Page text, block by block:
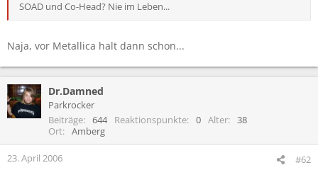
SOAD und Co-Head? Nie im Leben...
Naja, vor Metallica halt dann schon...
Dr.Damned
Parkrocker
Beiträge
644 Reaktionspunkte 0 Alter
38
Ort
Amberg
23. April 2006 #62